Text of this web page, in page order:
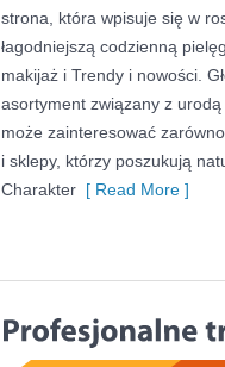
strona, która wpisuje się w
łagodniejszą codzienną
makijaż i Trendy i nowości.
asortyment związany z
może zainteresować
i sklepy, którzy poszukują
Charakter [ Read More ]